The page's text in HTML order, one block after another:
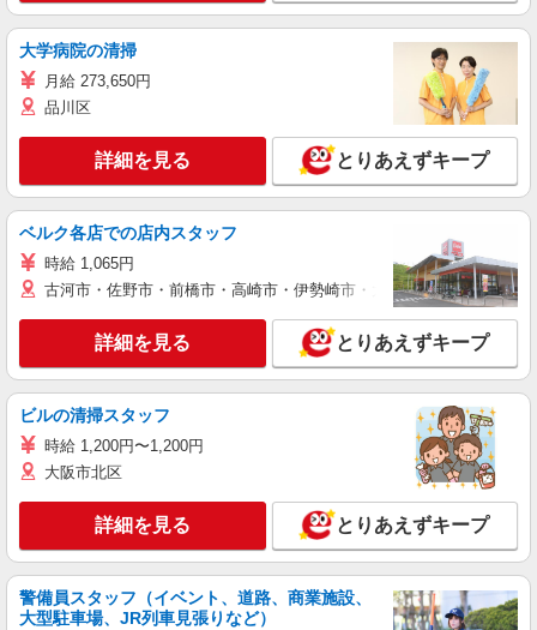
大学病院の清掃
月給 273,650円
品川区
詳細を見る とりあえずキープ
ベルク各店での店内スタッフ
時給 1,065円
古河市・佐野市・前橋市・高崎市・伊勢崎市・太田市・館林市・藤
詳細を見る とりあえずキープ
ビルの清掃スタッフ
時給 1,200円〜1,200円
大阪市北区
詳細を見る とりあえずキープ
警備員スタッフ（イベント、道路、商業施設、
大型駐車場、JR列車見張りなど）